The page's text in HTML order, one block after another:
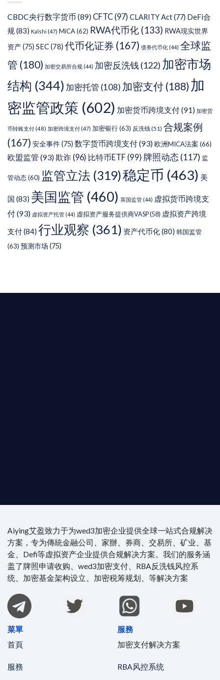
CBDC央行数字货币 (89) CFTC (97) CLARITY Act(77) DeFi合
规(83) Kalshi (47) MiCA(62) RWA代币化 (133) RWA现实世界
资产(75) SEC(78) 代币化证券 (167) 债券代币化 (44) 全球监
管 (180) 加密交易所合规 (44) 加密反洗钱 (122) 加密市场
结构 (344) 加密托管 (108) 加密支付 (188) 加
密监管政策 (602) 加密货币跨境支付(91) 加密货
币转账支付 (48) 加密跨境支付 (47) 加密银行(63) 反洗钱(51) 合规案例
(167) 安全事件(75) 数字货币跨境支付(93)欧洲MICA法案 (66)
欧盟监管 (93)欺诈 (96) 比特币ETF (99) 牌照动态 (117) 监
管动态(60) 监管立法 (319)稳定币 (463) 美
国 (83) 美国监管 (460) 英国监管 (44) 虚拟货币跨境支
付(93) 虚拟资产托管 (44) 虚拟资产服务提供商VASP(58) 虚拟资产跨境
支付(84) 行业观察 (361) 资产代币化(80) 韩国监管
(63) 预测市场 (75)
Aiying艾盈致力于为wed3加密企业提供全球一站式合规解决
方案，专为傳統金融公司、家辦、券商、交易所、矿业、基
金、Defi等虚拟资产企业提供合规解决方案。我们的服务涵
盖了牌照申请收购、wed3加密支付、RBA反洗钱风控系
统、加密基金架构设立、加密税筹规划、等解决方案
菜單
首頁
服務
服務
加密支付解决方案
RBA风控系统